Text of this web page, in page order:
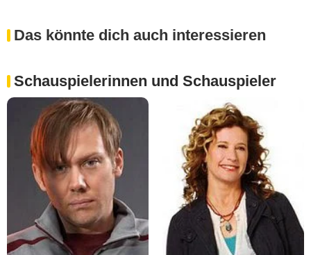
Das könnte dich auch interessieren
Schauspielerinnen und Schauspieler